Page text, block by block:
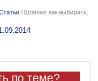
/ Шляпки: как выбирать,
по теме?